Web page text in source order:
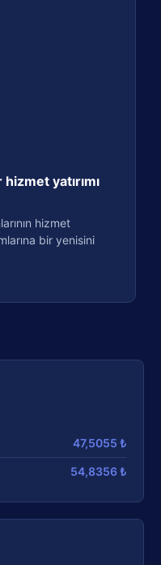
47,5055 ₺
54,8356 ₺
yatırımı
hizmet
bir yenisini